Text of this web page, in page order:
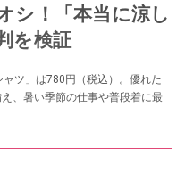
シ！「本当に涼し
を検証
ツ」は780円（税込）。優れた
、暑い季節の仕事や普段着に最